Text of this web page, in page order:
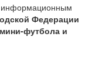
информационным
Федерации
футбола и